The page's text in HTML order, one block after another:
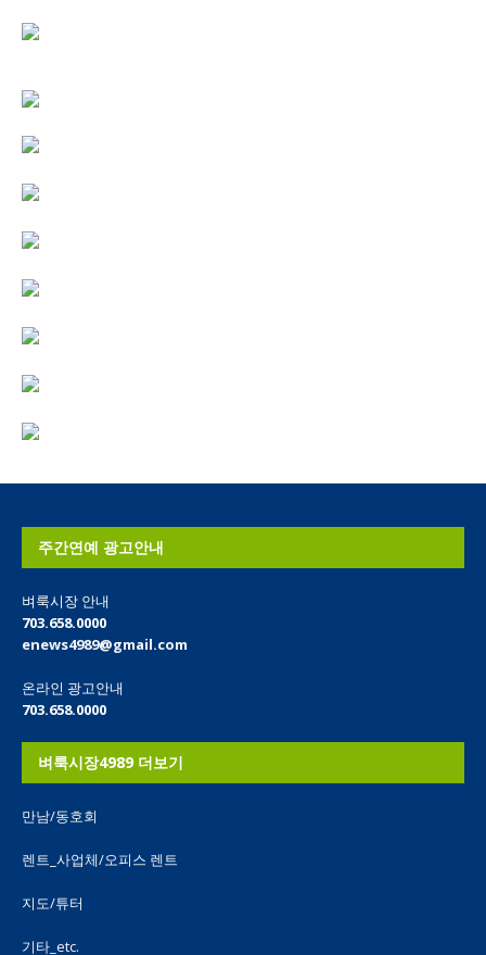
주간연예 광고안내
벼룩시장 안내
703.658.0000
enews4989@gmail.com
온라인 광고안내
703.658.0000
벼룩시장4989 더보기
만남/동호회
렌트_사업체/오피스 렌트
지도/튜터
기타_etc.